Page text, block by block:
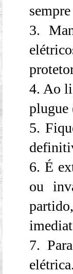
3.
4. Ao
plugue
5.
6. É
ou
7.